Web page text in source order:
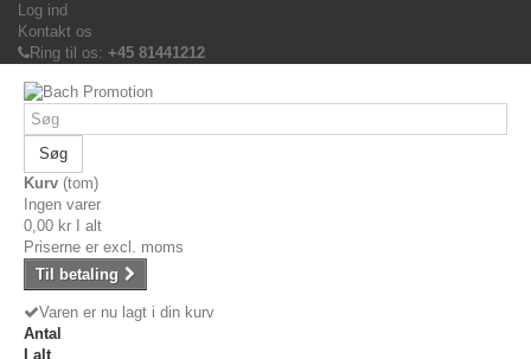
Log ind
Kontakt os
Ring til os: +45 81441212
Søg
Kurv (tom)
Ingen varer
0,00 kr
I alt
Priserne er excl. moms
Til betaling
Varen er nu lagt i din kurv
Antal
I alt